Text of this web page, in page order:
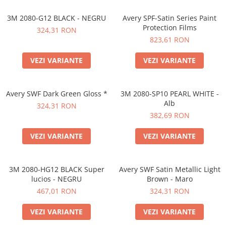
Folie reflectorizantă
Decorativ reflectorizantă
Marcaj stradal
Print Digital & Serigrafie
Serigrafie
Supralaminare
Monomeric
Polimeric
Speciale
Folie transfer
Benzi adezive
Benzi antiderapante
3M 2080-G12 BLACK - NEGRU
324,31 RON
VEZI VARIANTE
Avery SPF-Satin Series Paint
Protection Films
823,61 RON
VEZI VARIANTE
Avery SWF Dark Green Gloss *
324,31 RON
VEZI VARIANTE
3M 2080-SP10 PEARL WHITE -
Alb
382,69 RON
VEZI VARIANTE
3M 2080-HG12 BLACK Super
lucios - NEGRU
467,01 RON
VEZI VARIANTE
Avery SWF Satin Metallic Light
Brown - Maro
324,31 RON
VEZI VARIANTE